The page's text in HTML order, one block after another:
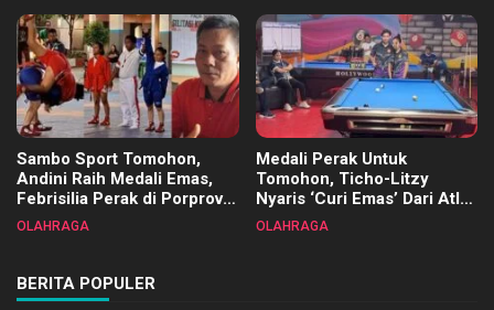
Sambo Sport Tomohon,
Andini Raih Medali Emas,
Febrisilia Perak di Porprov
Sulut 2025
OLAHRAGA
Medali Perak Untuk
Tomohon, Ticho-Litzy
Nyaris ‘Curi Emas’ Dari Atlet
Biliar PON di Porprov Sulut
OLAHRAGA
BERITA POPULER